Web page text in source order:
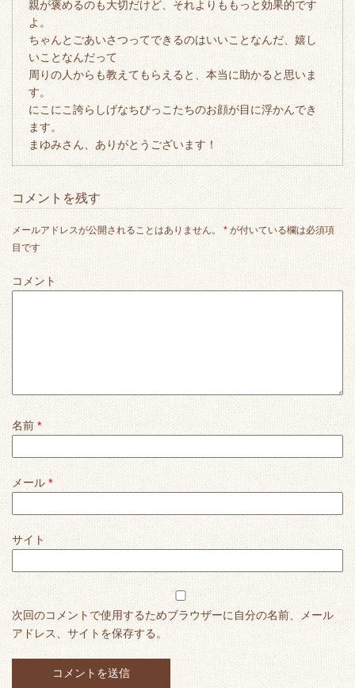
親が褒めるのも大切だけど、それよりももっと効果的です
よ。
ちゃんとごあいさつってできるのはいいことなんだ、嬉し
いことなんだって
周りの人からも教えてもらえると、本当に助かると思いま
す。
にこにこ誇らしげなちびっこたちのお顔が目に浮かんでき
ます。
まゆみさん、ありがとうございます！
コメントを残す
メールアドレスが公開されることはありません。 * が付いている欄は必須項
目です
コメント
名前 *
メール *
サイト
次回のコメントで使用するためブラウザーに自分の名前、メール
アドレス、サイトを保存する。